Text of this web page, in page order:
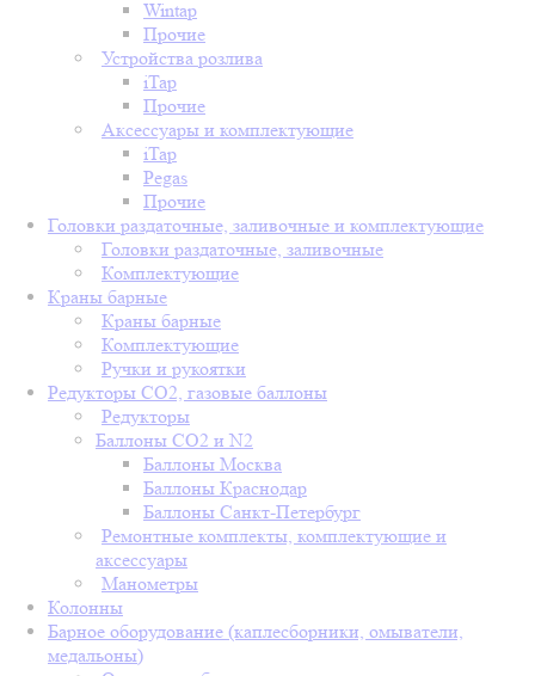
Wintap
Прочие
Устройства розлива
iTap
Прочие
Аксессуары и комплектующие
iTap
Pegas
Прочие
Головки раздаточные, заливочные и комплектующие
Головки раздаточные, заливочные
Комплектующие
Краны барные
Краны барные
Комплектующие
Ручки и рукоятки
Редукторы СО2, газовые баллоны
Редукторы
Баллоны СО2 и N2
Баллоны Москва
Баллоны Краснодар
Баллоны Санкт-Петербург
Ремонтные комплекты, комплектующие и
аксессуары
Манометры
Колонны
Барное оборудование (каплесборники, омыватели,
медальоны)